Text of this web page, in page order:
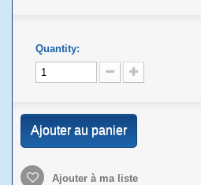
Quantity:
Ajouter au panier
Ajouter à ma liste